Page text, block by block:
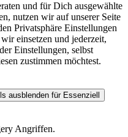
und für Dich ausgewählte
nutzen wir auf unserer Seite
Privatsphäre Einstellungen
einsetzen und jederzeit,
Einstellungen, selbst
zustimmen möchtest.
ausblenden für Essenziell
Angriffen.